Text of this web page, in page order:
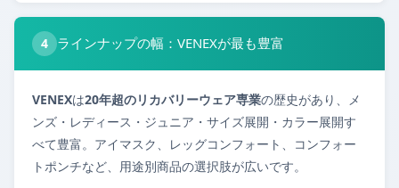
4 ラインナップの幅：VENEXが最も豊富
VENEXは20年超のリカバリーウェア専業の歴史があり、メ
ンズ・レディース・ジュニア・サイズ展開・カラー展開す
べて豊富。アイマスク、レッグコンフォート、コンフォー
トポンチなど、用途別商品の選択肢が広いです。